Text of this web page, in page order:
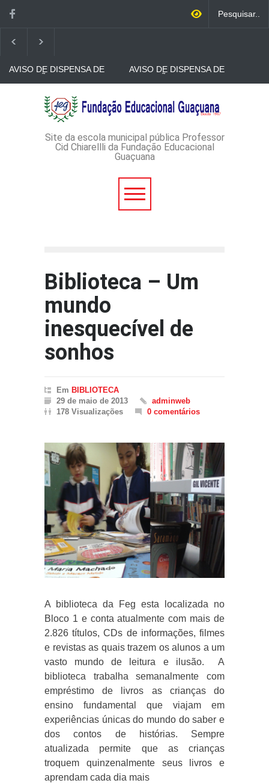
AVISO DE DISPENSA DE
LICITAÇÃO Nº 53/2026-
PROCESSO
ADMINISTRATIVO Nº
165/2026
AVISO DE DISPENSA DE
LICITAÇÃO Nº 52/2026-
ADMINISTRATIVO Nº
149/2026
AVISO DE DISPENSA DE
LICITAÇÃO - DISPENSA DE
LICITAÇÃO Nº 51/2026 -
ADMINISTRATIVO Nº
Site da escola municipal pública Professor
Cid Chiarellli da Fundação Educacional
Guaçuana
Biblioteca – Um
mundo
inesquecível de
sonhos
Em BIBLIOTECA
29 de maio de 2013
adminweb
178 Visualizações
0 comentários
A biblioteca da Feg esta localizada no
Bloco 1 e conta atualmente com mais de
2.826 títulos, CDs de informações, filmes
e revistas as quais trazem os alunos a um
vasto mundo de leitura e ilusão. A
biblioteca trabalha semanalmente com
empréstimo de livros as crianças do
ensino fundamental que viajam em
experiências únicas do mundo do saber e
dos contos de histórias. Sempre
atualizada permite que as crianças
troquem quinzenalmente seus livros e
aprendam cada dia mais